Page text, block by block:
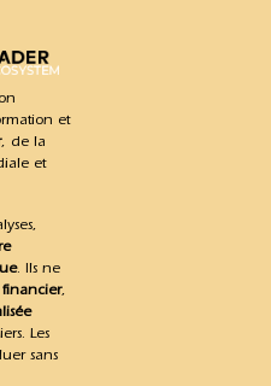
et
, de la
et
. Ils ne
,
Les
sans